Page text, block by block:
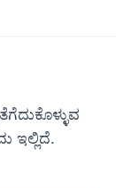
ಇಲ್ಲಿದೆ.